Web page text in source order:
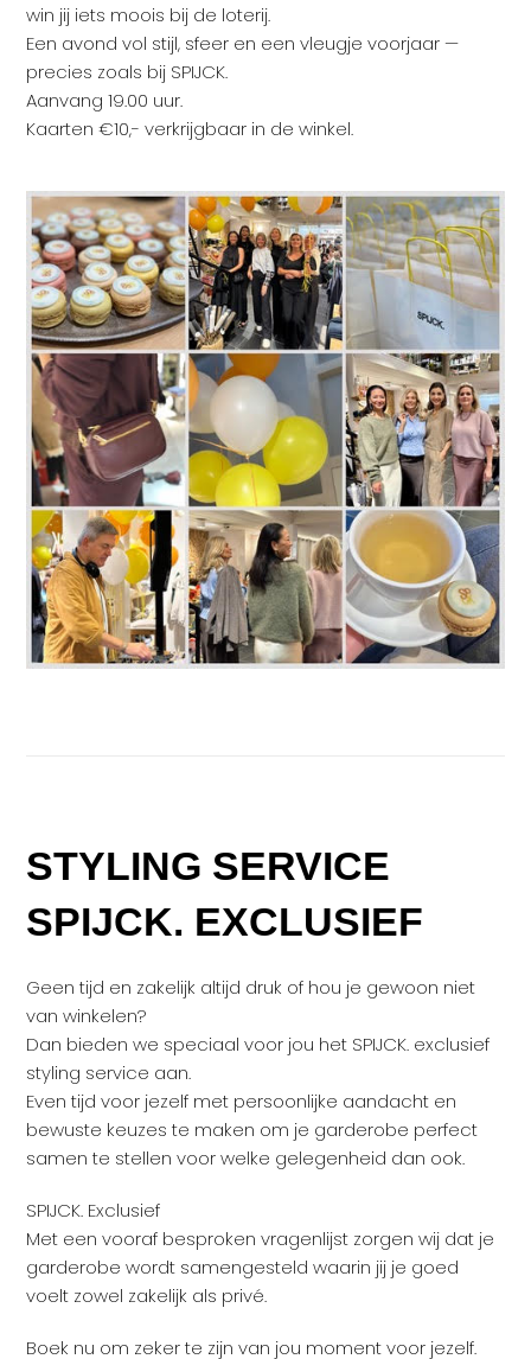
win jij iets moois bij de loterij.
Een avond vol stijl, sfeer en een vleugje voorjaar —
precies zoals bij SPIJCK.
Aanvang 19.00 uur.
Kaarten €10,- verkrijgbaar in de winkel.
STYLING SERVICE
SPIJCK. EXCLUSIEF
Geen tijd en zakelijk altijd druk of hou je gewoon niet
van winkelen?
Dan bieden we speciaal voor jou het SPIJCK. exclusief
styling service aan.
Even tijd voor jezelf met persoonlijke aandacht en
bewuste keuzes te maken om je garderobe perfect
samen te stellen voor welke gelegenheid dan ook.
SPIJCK. Exclusief
Met een vooraf besproken vragenlijst zorgen wij dat je
garderobe wordt samengesteld waarin jij je goed
voelt zowel zakelijk als privé.
Boek nu om zeker te zijn van jou moment voor jezelf.